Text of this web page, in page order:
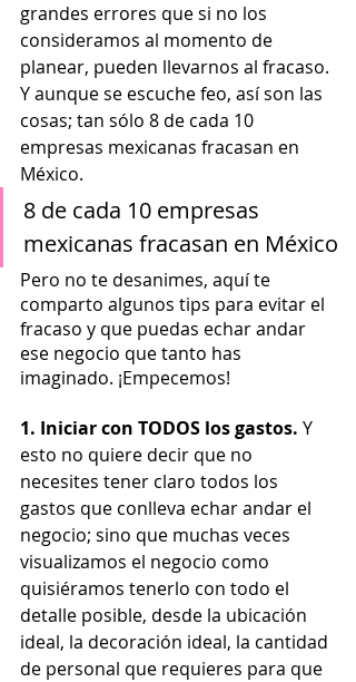
grandes errores que si no los
consideramos al momento de
planear, pueden llevarnos al fracaso.
Y aunque se escuche feo, así son las
cosas; tan sólo 8 de cada 10
empresas mexicanas fracasan en
México.
8 de cada 10 empresas
mexicanas fracasan en México
Pero no te desanimes, aquí te
comparto algunos tips para evitar el
fracaso y que puedas echar andar
ese negocio que tanto has
imaginado. ¡Empecemos!
1. Iniciar con TODOS los gastos. Y
esto no quiere decir que no
necesites tener claro todos los
gastos que conlleva echar andar el
negocio; sino que muchas veces
visualizamos el negocio como
quisiéramos tenerlo con todo el
detalle posible, desde la ubicación
ideal, la decoración ideal, la cantidad
de personal que requieres para que